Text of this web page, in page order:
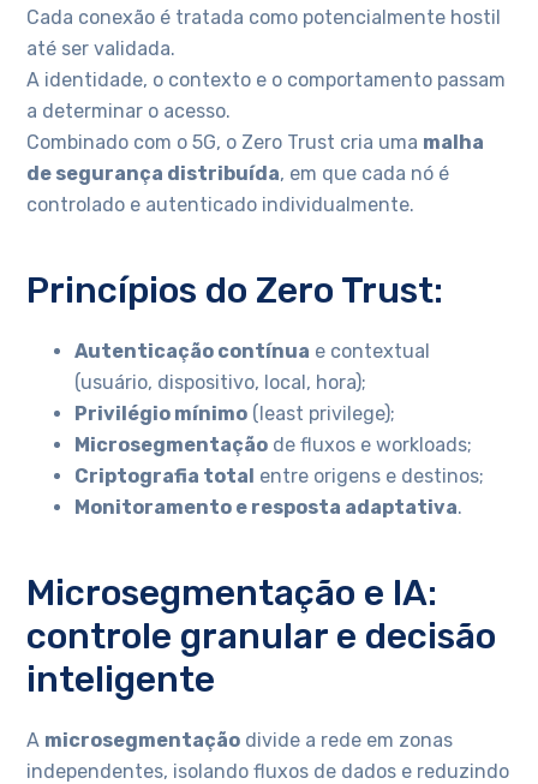
Cada conexão é tratada como potencialmente hostil
até ser validada.
A identidade, o contexto e o comportamento passam
a determinar o acesso.
Combinado com o 5G, o Zero Trust cria uma malha
de segurança distribuída, em que cada nó é
controlado e autenticado individualmente.
Princípios do Zero Trust:
Autenticação contínua e contextual
(usuário, dispositivo, local, hora);
Privilégio mínimo (least privilege);
Microsegmentação de fluxos e workloads;
Criptografia total entre origens e destinos;
Monitoramento e resposta adaptativa.
Microsegmentação e IA:
controle granular e decisão
inteligente
A microsegmentação divide a rede em zonas
independentes, isolando fluxos de dados e reduzindo